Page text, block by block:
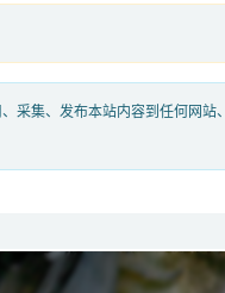
采集、发布本站内容到任何网站